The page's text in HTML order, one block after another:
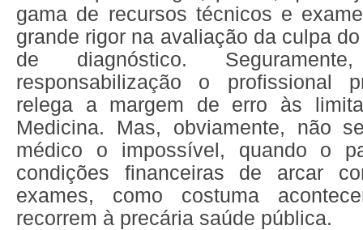
gama de recursos técnicos e
grande rigor na avaliação da culpa
de diagnóstico.
responsabilização o profissional
relega a margem de erro às
Medicina. Mas, obviamente, não
médico o impossível, quando o
condições financeiras de arcar
exames, como costuma
recorrem à precária saúde pública.